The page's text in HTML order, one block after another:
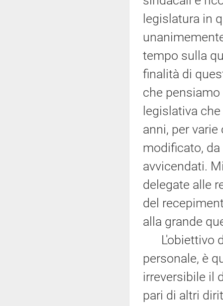
legislatura in
tempo sulla
finalità di
che
legislativa
anni, per
modificato,
avvicendati.
delegate alle
del
alla grande
L'obiettivo
personale, è
irreversibile il
pari di altri